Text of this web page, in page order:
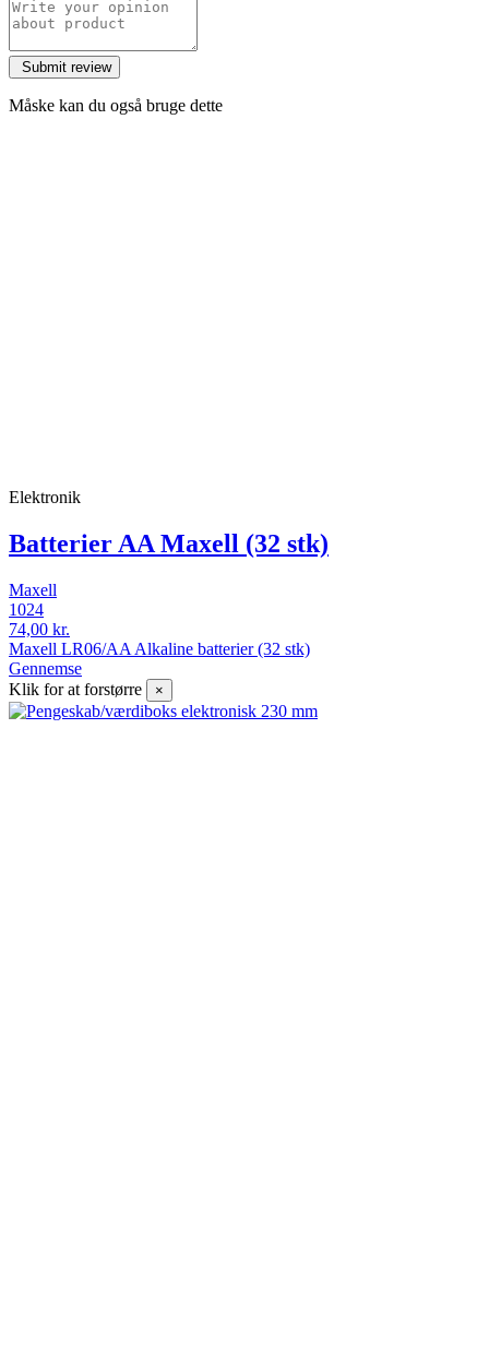
Måske kan du også bruge dette
Elektronik
Batterier AA Maxell (32 stk)
Maxell
1024
74,00 kr.
Maxell LR06/AA Alkaline batterier (32 stk)
Gennemse
Klik for at forstørre
×